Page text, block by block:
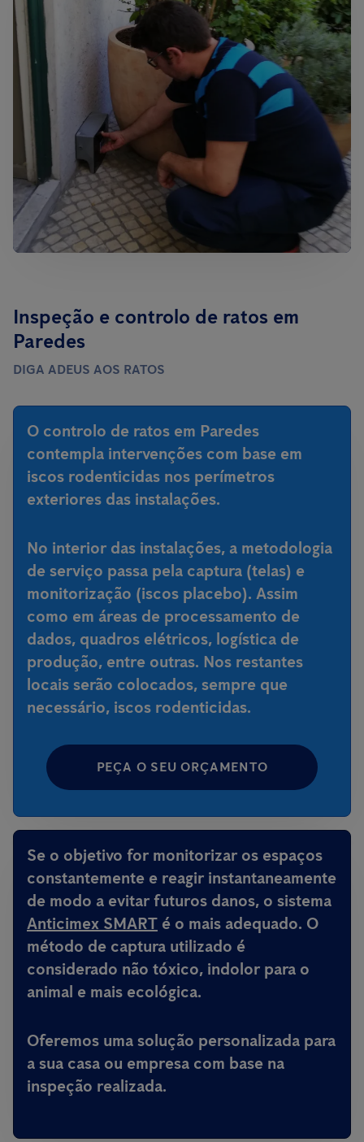
Inspeção e controlo de ratos em
Paredes
DIGA ADEUS AOS RATOS
O controlo de ratos em Paredes
contempla intervenções com base em
iscos rodenticidas nos perímetros
exteriores das instalações.
No interior das instalações, a metodologia
de serviço passa pela captura (telas) e
monitorização (iscos placebo). Assim
como em áreas de processamento de
dados, quadros elétricos, logística de
produção, entre outras. Nos restantes
locais serão colocados, sempre que
necessário, iscos rodenticidas.
PEÇA O SEU ORÇAMENTO
Se o objetivo for monitorizar os espaços
constantemente e reagir instantaneamente
de modo a evitar futuros danos, o sistema
Anticimex SMART é o mais adequado. O
método de captura utilizado é
considerado não tóxico, indolor para o
animal e mais ecológica.
Oferemos uma solução personalizada para
a sua casa ou empresa com base na
inspeção realizada.